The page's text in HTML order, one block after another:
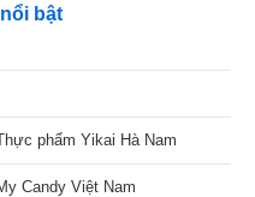
bật
phẩm Yikai Hà Nam
Candy Việt Nam